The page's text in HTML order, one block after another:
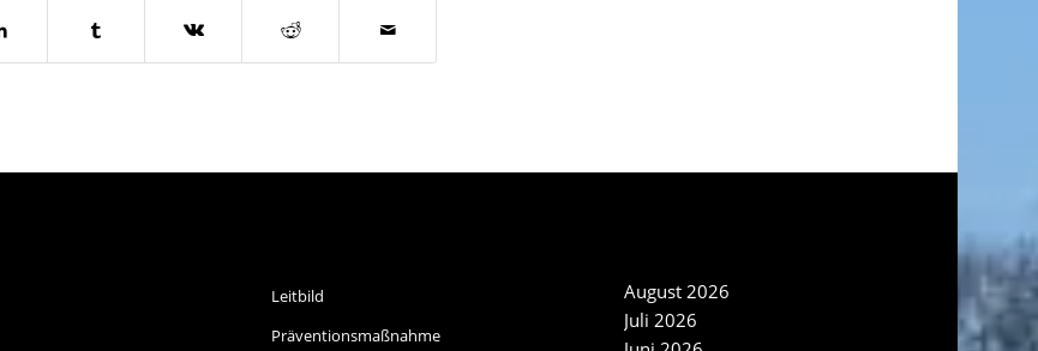
Leitbild
Präventionsmaßnahme
August 2026
Juli 2026